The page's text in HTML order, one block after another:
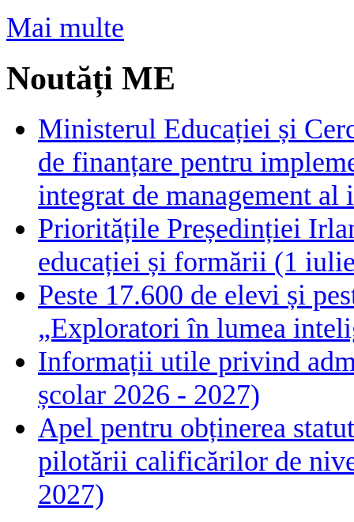
Mai multe
Noutăți ME
Ministerul Educației și
de finanțare pentru
integrat de management
Prioritățile Președinției
educației și formării (1
Peste 17.600 de elevi și
„Exploratori în lumea
Informații utile privind
școlar 2026 - 2027)
Apel pentru obținerea
pilotării calificărilor de
2027)